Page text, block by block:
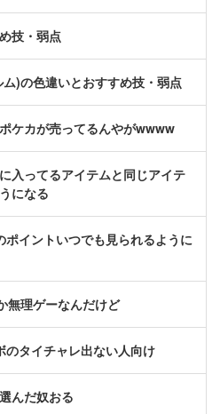
技・弱点
)の色違いとおすすめ技・弱点
ケカが売ってるんやがwwww
入ってるアイテムと同じアイテ
になる
ポイントいつでも見られるように
無理ゲーなんだけど
のタイチャレ出ない人向け
んだ奴おる